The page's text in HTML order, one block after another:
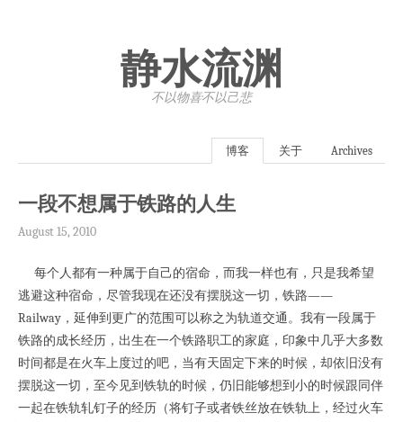
静水流渊
不以物喜·不以己悲
博客 关于 Archives
一段不想属于铁路的人生
August 15, 2010
每个人都有一种属于自己的宿命，而我一样也有，只是我希望
逃避这种宿命，尽管我现在还没有摆脱这一切，铁路——
Railway，延伸到更广的范围可以称之为轨道交通。我有一段属于
铁路的成长经历，出生在一个铁路职工的家庭，印象中几乎大多数
时间都是在火车上度过的吧，当有天固定下来的时候，却依旧没有
摆脱这一切，至今见到铁轨的时候，仍旧能够想到小的时候跟同伴
一起在铁轨轧钉子的经历（将钉子或者铁丝放在铁轨上，经过火车